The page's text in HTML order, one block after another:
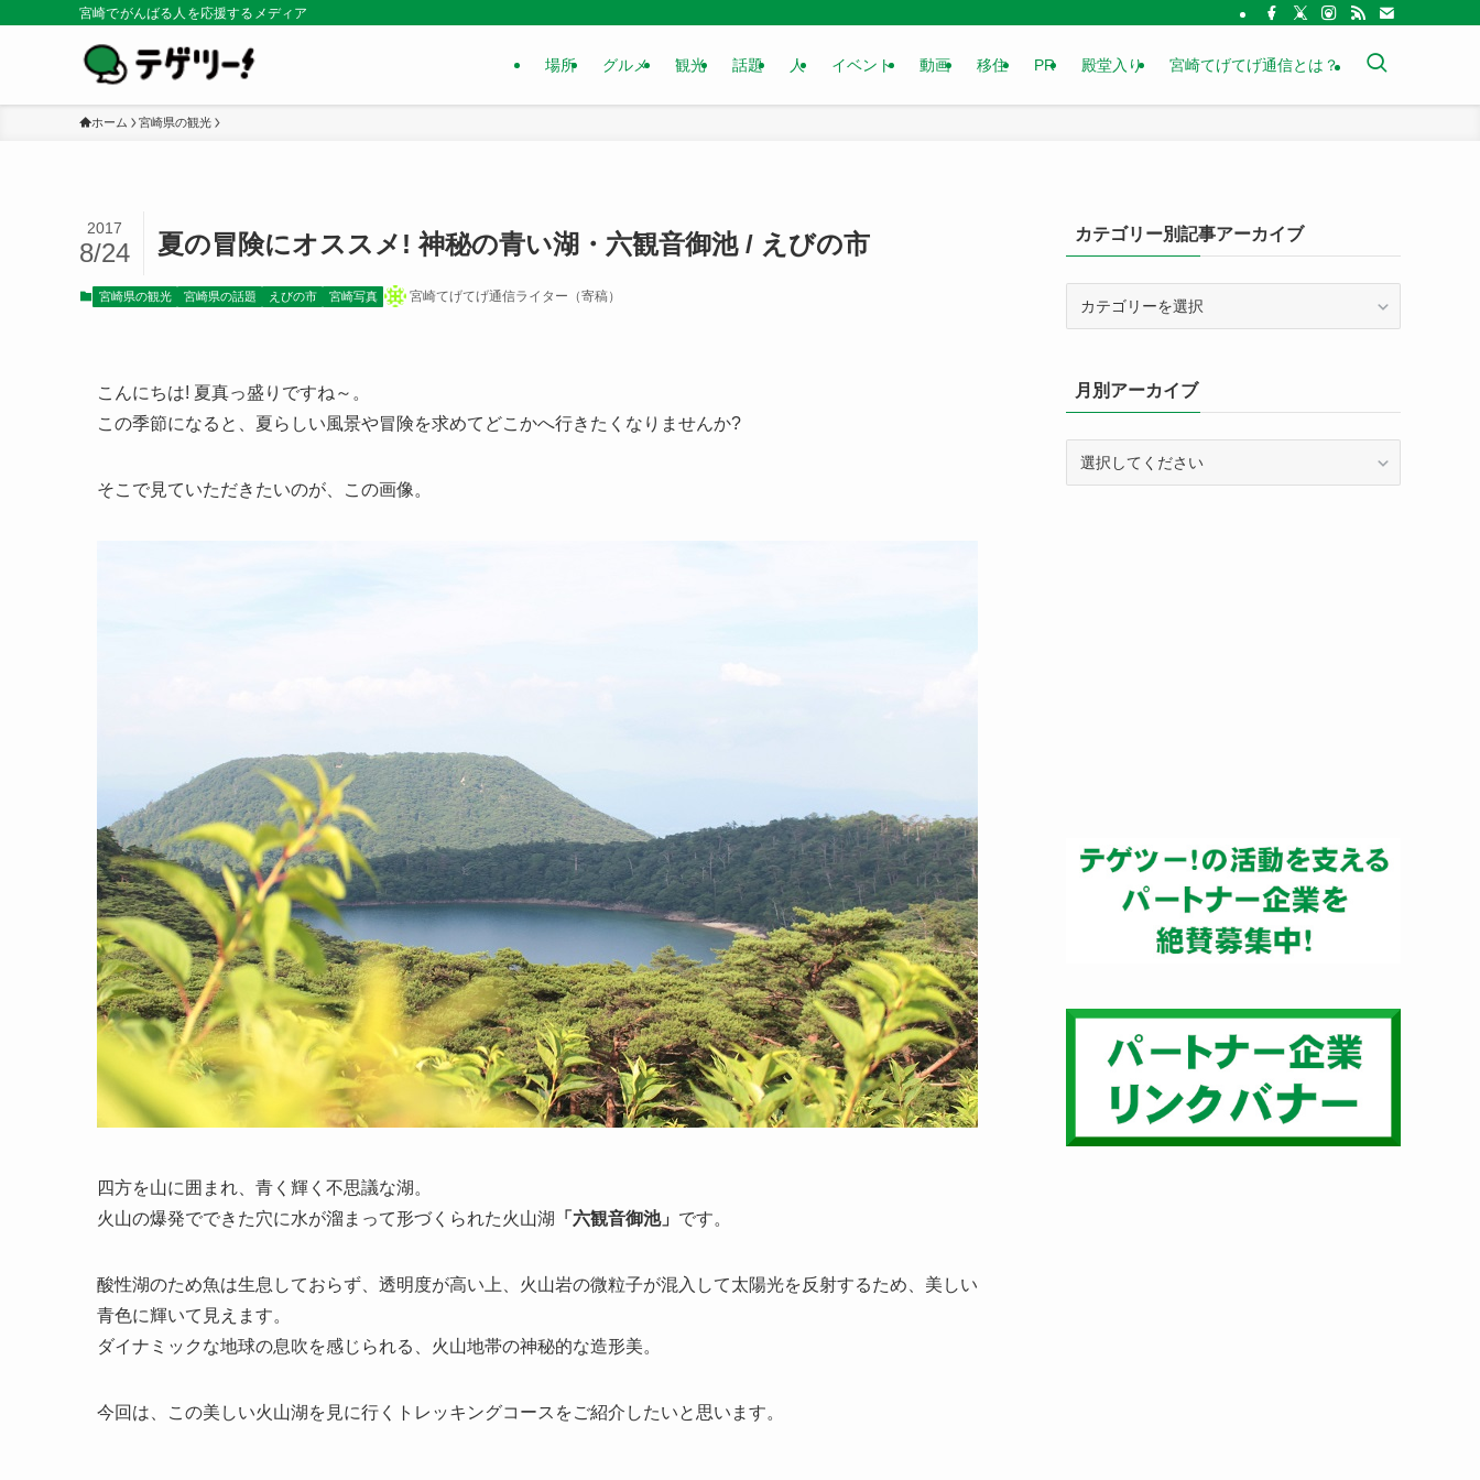
宮崎でがんばる人を応援するメディア
場所 グルメ 観光 話題 人 イベント 動画 移住 PR 殿堂入り 宮崎てげてげ通信とは？
ホーム 宮崎県の観光
夏の冒険にオススメ! 神秘の青い湖・六観音御池 / えびの市
2017
8/24
宮崎県の観光 宮崎県の話題 えびの市 宮崎写真 宮崎てげてげ通信ライター（寄稿）
こんにちは! 夏真っ盛りですね～。
この季節になると、夏らしい風景や冒険を求めてどこかへ行きたくなりませんか?
そこで見ていただきたいのが、この画像。
四方を山に囲まれ、青く輝く不思議な湖。
火山の爆発でできた穴に水が溜まって形づくられた火山湖
「六観音御池」 です。
酸性湖のため魚は生息しておらず、透明度が高い上、火山岩の微粒子が混入して太陽光を反射するため、美しい
青色に輝いて見えます。
ダイナミックな地球の息吹を感じられる、火山地帯の神秘的な造形美。
今回は、この美しい火山湖を見に行くトレッキングコースをご紹介したいと思います。
カテゴリー別記事アーカイブ
ー
別
記
ア
月別アーカイブ